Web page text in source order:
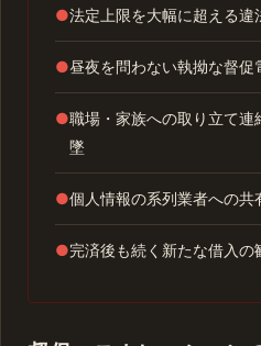
●法定上限を大幅に超える違
●昼夜を問わない執拗な督促
●職場・家族への取り立て連
墜
●個人情報の系列業者への共
●完済後も続く新たな借入の